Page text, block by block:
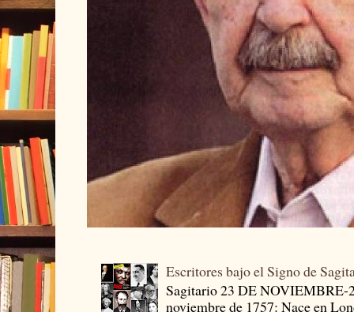
Escritores bajo el Signo de
Sagitario 23 DE
noviembre de 1757: Nace en